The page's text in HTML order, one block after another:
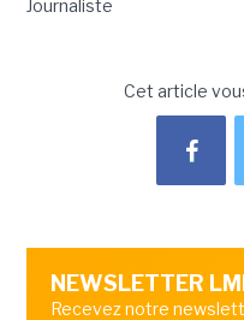
Journaliste
Cet article
NEWSLETTER LMI
Recevez notre